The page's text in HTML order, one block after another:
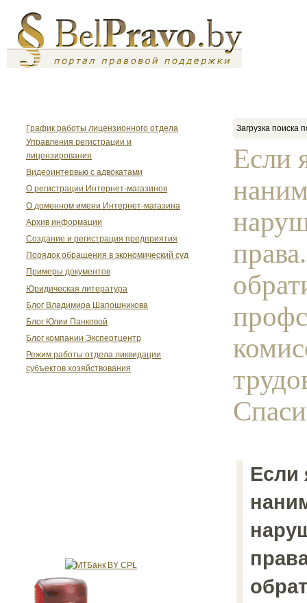
График работы лицензионного отдела
Управления регистрации и
лицензирования
Видеоинтервью с адвокатами
О регистрации Интернет-магазинов
О доменном имени Интернет-магазина
Архив информации
Создание и регистрация предприятия
Порядок обращения в экономический суд
Примеры документов
Юридическая литература
Блог Владимира Шапошникова
Блог Юлии Панковой
Блог компании Экспертцентр
Режим работы отдела ликвидации
субъектов хозяйствования
Загрузка поиска
Если
Если